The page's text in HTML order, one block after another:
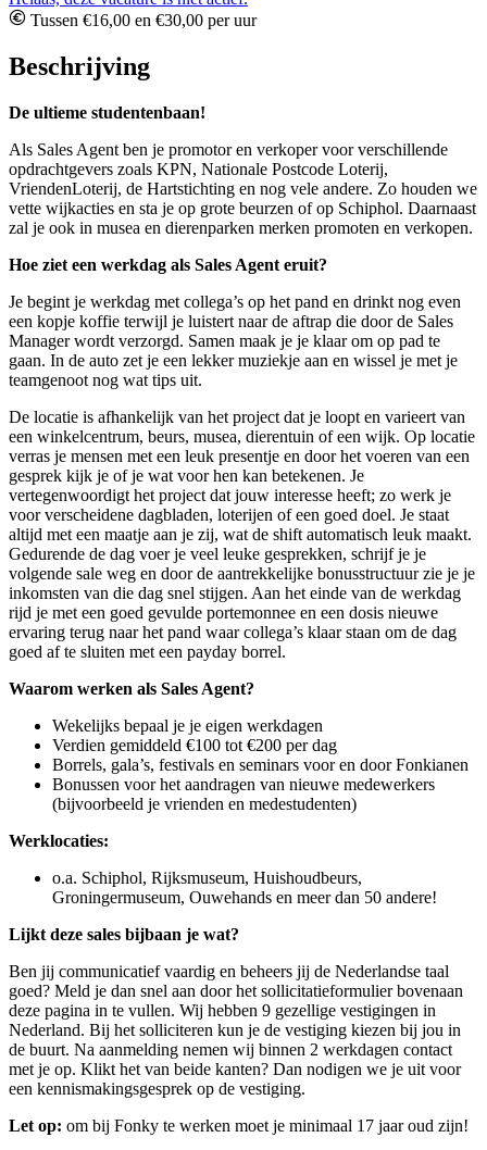
Tussen €16,00 en €30,00 per uur
Beschrijving
De ultieme studentenbaan!
Als Sales Agent ben je promotor en verkoper voor verschillende
opdrachtgevers zoals KPN, Nationale Postcode Loterij,
VriendenLoterij, de Hartstichting en nog vele andere. Zo houden we
vette wijkacties en sta je op grote beurzen of op Schiphol. Daarnaast
zal je ook in musea en dierenparken merken promoten en verkopen.
Hoe ziet een werkdag als Sales Agent eruit?
Je begint je werkdag met collega’s op het pand en drinkt nog even
een kopje koffie terwijl je luistert naar de aftrap die door de Sales
Manager wordt verzorgd. Samen maak je je klaar om op pad te
gaan. In de auto zet je een lekker muziekje aan en wissel je met je
teamgenoot nog wat tips uit.
De locatie is afhankelijk van het project dat je loopt en varieert van
een winkelcentrum, beurs, musea, dierentuin of een wijk. Op locatie
verras je mensen met een leuk presentje en door het voeren van een
gesprek kijk je of je wat voor hen kan betekenen. Je
vertegenwoordigt het project dat jouw interesse heeft; zo werk je
voor verscheidene dagbladen, loterijen of een goed doel. Je staat
altijd met een maatje aan je zij, wat de shift automatisch leuk maakt.
Gedurende de dag voer je veel leuke gesprekken, schrijf je je
volgende sale weg en door de aantrekkelijke bonusstructuur zie je je
inkomsten van die dag snel stijgen. Aan het einde van de werkdag
rijd je met een goed gevulde portemonnee en een dosis nieuwe
ervaring terug naar het pand waar collega’s klaar staan om de dag
goed af te sluiten met een payday borrel.
Waarom werken als Sales Agent?
Wekelijks bepaal je je eigen werkdagen
Verdien gemiddeld €100 tot €200 per dag
Borrels, gala’s, festivals en seminars voor en door Fonkianen
Bonussen voor het aandragen van nieuwe medewerkers
(bijvoorbeeld je vrienden en medestudenten)
Werklocaties:
o.a. Schiphol, Rijksmuseum, Huishoudbeurs,
Groningermuseum, Ouwehands en meer dan 50 andere!
Lijkt deze sales bijbaan je wat?
Ben jij communicatief vaardig en beheers jij de Nederlandse taal
goed? Meld je dan snel aan door het sollicitatieformulier bovenaan
deze pagina in te vullen. Wij hebben 9 gezellige vestigingen in
Nederland. Bij het solliciteren kun je de vestiging kiezen bij jou in
de buurt. Na aanmelding nemen wij binnen 2 werkdagen contact
met je op. Klikt het van beide kanten? Dan nodigen we je uit voor
een kennismakingsgesprek op de vestiging.
Let op: om bij Fonky te werken moet je minimaal 17 jaar oud zijn!